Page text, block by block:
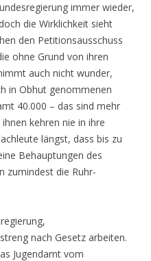
immer wieder,
die Wirklichkeit sieht
den Petitionsausschuss
ohne Grund von ihren
auch nicht wunder,
in Obhut genommenen
40.000 – das sind mehr
kehren nie in ihre
längst, dass bis zu
Behauptungen des
zumindest die Ruhr-
nach Gesetz arbeiten.
Jugendamt vom